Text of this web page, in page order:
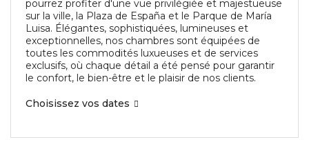
pourrez profiter d'une vue privilégiée et majestueuse
sur la ville, la Plaza de España et le Parque de María
Luisa. Élégantes, sophistiquées, lumineuses et
exceptionnelles, nos chambres sont équipées de
toutes les commodités luxueuses et de services
exclusifs, où chaque détail a été pensé pour garantir
le confort, le bien-être et le plaisir de nos clients.
Choisissez vos dates